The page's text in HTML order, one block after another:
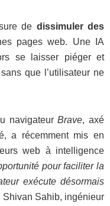
de dissimuler des
pages web. Une IA
se laisser piéger et
que l’utilisateur ne
navigateurBrave, axé
a récemment mis en
web à intelligence
pour faciliter la
exécute désormais
Shivan Sahib, ingénieur